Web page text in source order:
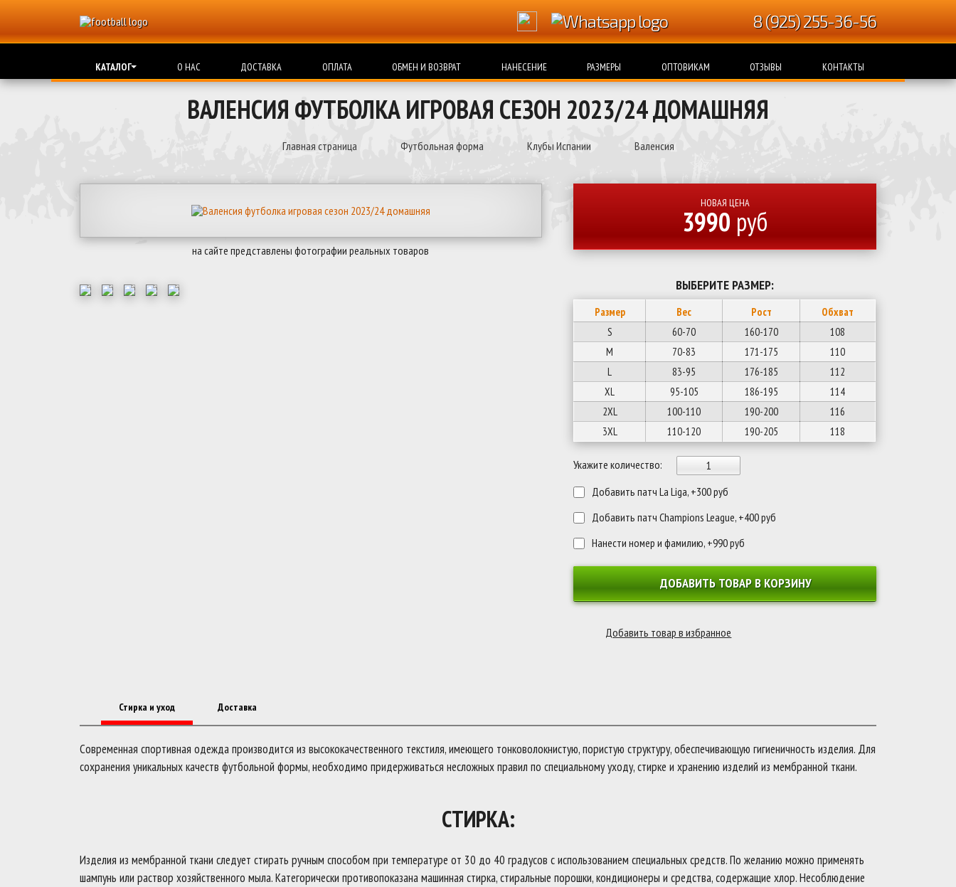
8 (925) 255-36-56
КАТАЛОГ О НАС ДОСТАВКА ОПЛАТА ОБМЕН И ВОЗВРАТ НАНЕСЕНИЕ РАЗМЕРЫ ОПТОВИКАМ ОТЗЫВЫ КОНТАКТЫ
ВАЛЕНСИЯ ФУТБОЛКА ИГРОВАЯ СЕЗОН 2023/24 ДОМАШНЯЯ
Главная страница Футбольная форма Клубы Испании Валенсия
на сайте представлены фотографии реальных товаров
НОВАЯ ЦЕНА
3990 руб
ВЫБЕРИТЕ РАЗМЕР:
Размер Вес Рост
Обхват
S
60-70 160-170
108
M
70-83 171-175
110
L
83-95 176-185
112
XL
95-105 186-195
114
2XL
100-110 190-200
116
3XL
110-120 190-205 118
Укажите количество:
Добавить патч La Liga, +300 руб
Добавить патч Champions League, +400 руб
Нанести номер и фамилию, +990 руб
ДОБАВИТЬ ТОВАР В КОРЗИНУ
Стирка и уход Доставка
Современная спортивная одежда производится из высококачественного текстиля, имеющего тонковолокнистую, пористую структуру, обеспечивающую гигиеничность изделия. Для
сохранения уникальных качеств футбольной формы, необходимо придерживаться несложных правил по специальному уходу, стирке и хранению изделий из мембранной ткани.
СТИРКА:
Изделия из мембранной ткани следует стирать ручным способом при температуре от 30 до 40 градусов с использованием специальных средств. По желанию можно применять
шампунь или раствор хозяйственного мыла. Категорически противопоказана машинная стирка, стиральные порошки, кондиционеры и средства, содержащие хлор. Несоблюдение